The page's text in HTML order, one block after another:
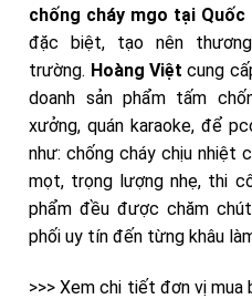
chống cháy mgo tại Quốc
đặc biệt, tạo nên
trường. Hoàng Việt cung
doanh sản phẩm tấm
xưởng, quán karaoke, để
như: chống cháy chịu nhiệt
mọt, trọng lượng nhẹ, thi
phẩm đều được chăm
phối uy tín đến từng khâu
>>> Xem chi tiết đơn vị mua